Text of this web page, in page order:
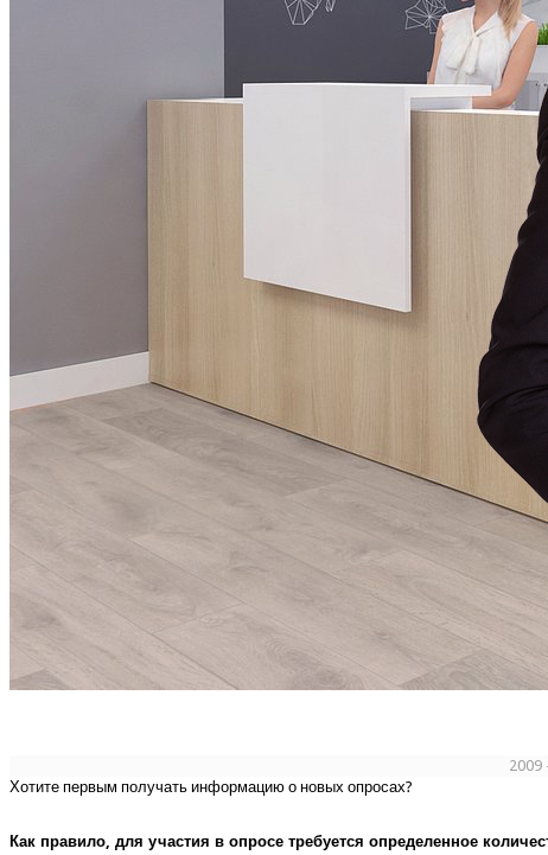
2009
Хотите первым получать информацию о новых опросах?
Как правило, для участия в опросе требуется определенное